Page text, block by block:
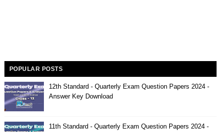
POPULAR POSTS
12th Standard - Quarterly Exam Question Papers 2024 -
Answer Key Download
11th Standard - Quarterly Exam Question Papers 2024 -